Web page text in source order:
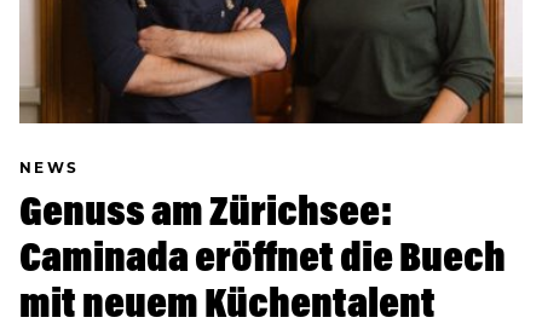
NEWS
Genuss am Zürichsee:
Caminada eröffnet die Buech
mit neuem Küchentalent